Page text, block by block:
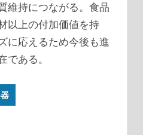
維持につながる。食品
以上の付加価値を持
に応えるため今後も進
である。